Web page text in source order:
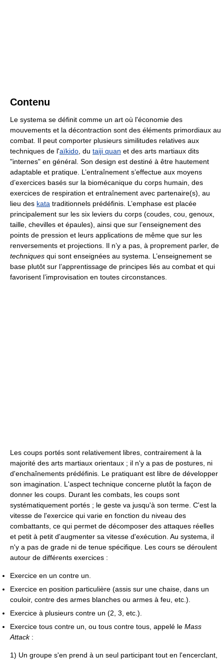
Contenu
Le systema se définit comme un art où l'économie des
mouvements et la décontraction sont des éléments primordiaux au
combat. Il peut comporter plusieurs similitudes relatives aux
techniques de l'aïkido, du taiji quan et des arts martiaux dits
"internes" en général. Son design est destiné à être hautement
adaptable et pratique. L’entraînement s’effectue aux moyens
d’exercices basés sur la biomécanique du corps humain, des
exercices de respiration et entraînement avec partenaire(s), au
lieu des kata traditionnels prédéfinis. L’emphase est placée
principalement sur les six leviers du corps (coudes, cou, genoux,
taille, chevilles et épaules), ainsi que sur l’enseignement des
points de pression et leurs applications de même que sur les
renversements et projections. Il n’y a pas, à proprement parler, de
techniques qui sont enseignées au systema. L’enseignement se
base plutôt sur l’apprentissage de principes liés au combat et qui
favorisent l’improvisation en toutes circonstances.
Les coups portés sont relativement libres, contrairement à la
majorité des arts martiaux orientaux ; il n'y a pas de postures, ni
d'enchaînements prédéfinis. Le pratiquant est libre de développer
son imagination. L'aspect technique concerne plutôt la façon de
donner les coups. Durant les combats, les coups sont
systématiquement portés ; le geste va jusqu'à son terme. C'est la
vitesse de l'exercice qui varie en fonction du niveau des
combattants, ce qui permet de décomposer des attaques réelles
et petit à petit d'augmenter sa vitesse d'exécution. Au systema, il
n'y a pas de grade ni de tenue spécifique. Les cours se déroulent
autour de différents exercices :
Exercice en un contre un.
Exercice en position particulière (assis sur une chaise, dans un
couloir, contre des armes blanches ou armes à feu, etc.).
Exercice à plusieurs contre un (2, 3, etc.).
Exercice tous contre un, ou tous contre tous, appelé le Mass
Attack:
1) Un groupe s'en prend à un seul participant tout en l'encerclant,